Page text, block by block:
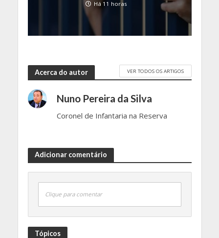
Há 11 horas
Acerca do autor VER TODOS OS ARTIGOS
Nuno Pereira da Silva
Coronel de Infantaria na Reserva
Adicionar comentário
Clique para comentar
Tópicos